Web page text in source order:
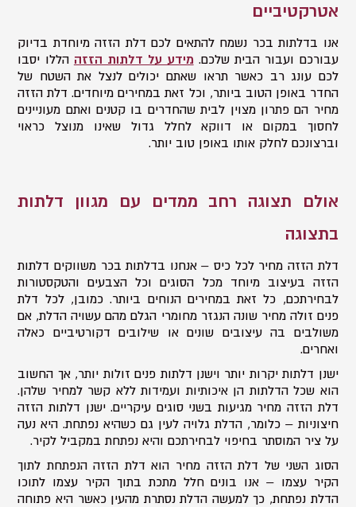
אטרקטיביים
אנו בדלתות בכר נשמח להתאים לכם דלת הזזה מיוחדת בדיוק
עבורכם ועבור הבית שלכם. מידע על דלתות הזזה הללו יסבו
לכם עונג רב כאשר תראו שאתם יכולים לנצל את השטח של
החדר באופן הטוב ביותר, וכל זאת במחירים מיוחדים. דלת הזזה
מחיר הם פתרון מצוין לבית שהחדרים בו קטנים ואתם מעוניינים
לחסוך במקום או דווקא לחלל גדול שאינו מנוצל כראוי
וברצונכם לחלק אותו באופן טוב יותר.
אולם תצוגה רחב ממדים עם מגוון דלתות
בתצוגה
דלת הזזה מחיר לכל כיס – אנחנו בדלתות בכר משווקים דלתות
הזזה בעיצוב מיוחד מכל הסוגים וכל הצבעים והטקסטורות
לבחירתכם, כל זאת במחירים הנוחים ביותר. כמובן, לכל דלת
פנים זולה מחיר שונה הנגזר מחומרי הגלם מהם עשויה הדלת, אם
משולבים בה עיצובים שונים או שילובים דקורטיביים כאלה
ואחרים.
ישנן דלתות יקרות יותר וישנן דלתות פנים זולות יותר, אך החשוב
הוא שכל הדלתות הן איכותיות ועמידות ללא קשר למחיר שלהן.
דלת הזזה מחיר מגיעות בשני סוגים עיקריים. ישנן דלתות הזזה
חיצוניות – כלומר, הדלת גלויה לעין גם כשהיא נפתחת. היא נעה
על ציר המוסתר בחיפוי לבחירתכם והיא נפתחת במקביל לקיר.
הסוג השני של דלת הזזה מחיר הוא דלת הזזה הנפתחת לתוך
הקיר עצמו – אנו בונים חלל מתכת בתוך הקיר עצמו לתוכו
הדלת נפתחת, כך למעשה הדלת נסתרת מהעין כאשר היא פתוחה